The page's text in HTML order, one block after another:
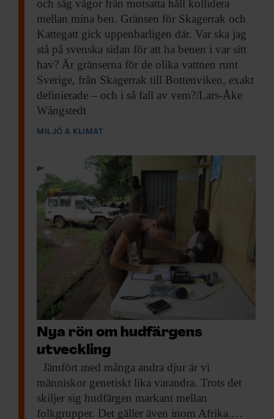
och såg vågor från motsatta håll kollidera
mellan mina ben. Gränsen för Skagerrak och
Kattegatt gick uppenbarligen där. Var ska jag
stå på svenska sidan för att ha benen i var sitt
hav? Är gränserna för de olika vattnen runt
Sverige, från Skagerrak till Bottenviken, exakt
definierade – och i så fall av vem?/Lars-Åke
Wångstedt​
MILJÖ & KLIMAT
Nya rön om hudfärgens
utveckling
Jämfört med många andra djur är vi
människor genetiskt lika varandra. Trots det
skiljer sig hudfärgen markant mellan
folkgrupper. Det gäller även inom Afrika.…